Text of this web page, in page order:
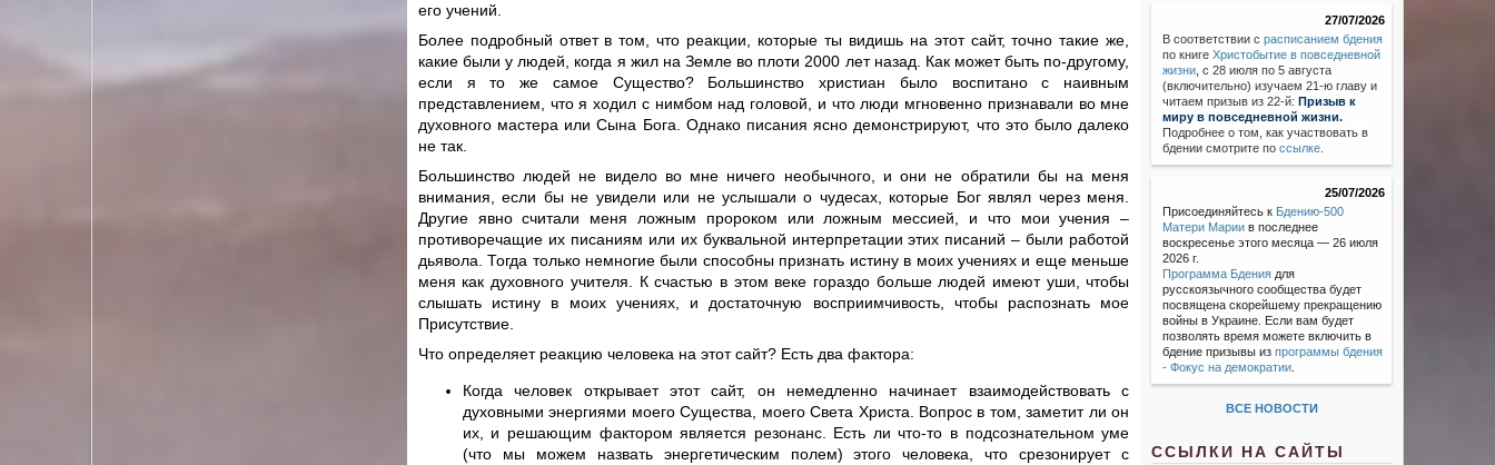
его учений.
Более подробный ответ в том, что реакции, которые ты видишь на этот сайт, точно такие же,
какие были у людей, когда я жил на Земле во плоти 2000 лет назад. Как может быть по-другому,
если я то же самое Существо? Большинство христиан было воспитано с наивным
представлением, что я ходил с нимбом над головой, и что люди мгновенно признавали во мне
духовного мастера или Сына Бога. Однако писания ясно демонстрируют, что это было далеко
не так.
Большинство людей не видело во мне ничего необычного, и они не обратили бы на меня
внимания, если бы не увидели или не услышали о чудесах, которые Бог являл через меня.
Другие явно считали меня ложным пророком или ложным мессией, и что мои учения –
противоречащие их писаниям или их буквальной интерпретации этих писаний – были работой
дьявола. Тогда только немногие были способны признать истину в моих учениях и еще меньше
меня как духовного учителя. К счастью в этом веке гораздо больше людей имеют уши, чтобы
слышать истину в моих учениях, и достаточную восприимчивость, чтобы распознать мое
Присутствие.
Что определяет реакцию человека на этот сайт? Есть два фактора:
Когда человек открывает этот сайт, он немедленно начинает взаимодействовать с
духовными энергиями моего Существа, моего Света Христа. Вопрос в том, заметит ли он
их, и решающим фактором является резонанс. Есть ли что-то в подсознательном уме
(что мы можем назвать энергетическим полем) этого человека, что срезонирует с
27/07/2026
В соответствии с расписанием бдения
по книгеХристобытие в повседневной
жизни с 28 июля по 5 августа
(включительно) изучаем 21-ю главу и
читаем призыв из 22-й: Призыв к
миру в повседневной жизни.
Подробнее о том, как участвовать в
бдении смотрите поссылке
25/07/2026
Присоединяйтесь к Бдению-500
Матери Марии в последнее
воскресенье этого месяца — 26 июля
2026 г.
Программа Бдения для
русскоязычного сообщества будет
посвящена скорейшему прекращению
войны в Украине. Если вам будет
позволять время можете включить в
бдение призывы изпрограммы бдения
- Фокус на демократии
ВСЕ НОВОСТИ
ССЫЛКИ НА САЙТЫ